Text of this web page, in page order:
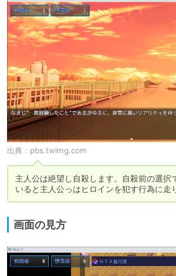
出典： pbs.twimg.com
主人公は絶望し自殺します。自殺前の選択
いると主人公っはヒロインを犯す行為に走
画面の見方